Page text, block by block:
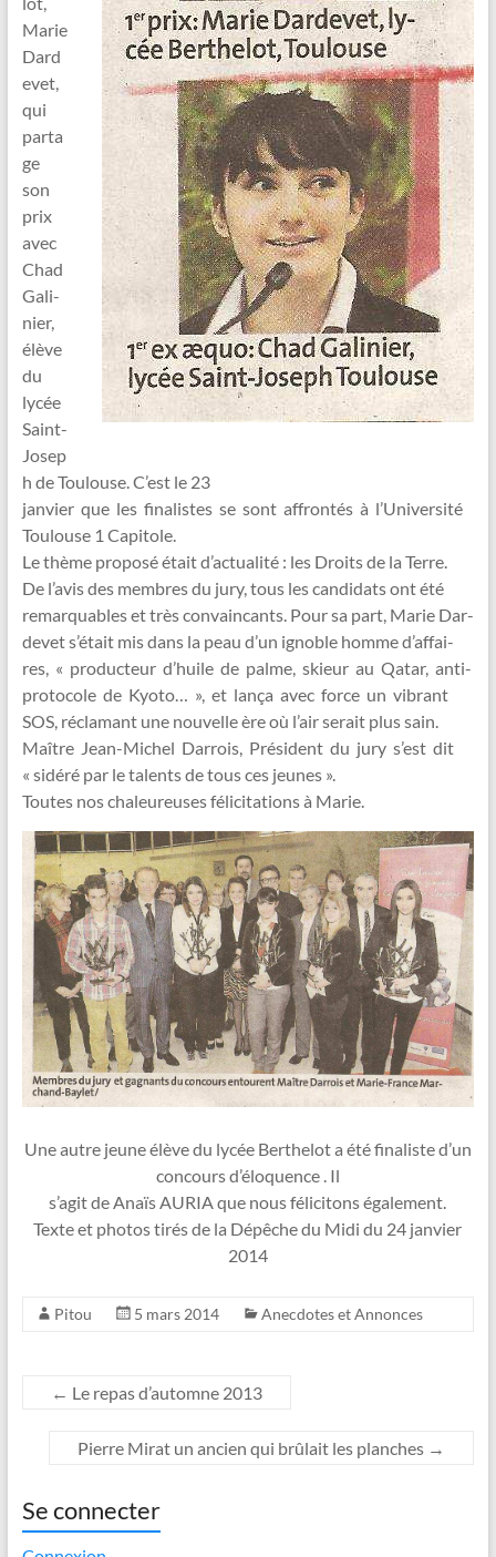
Marie
Dard
evet,
qui
parta
ge
son
prix
avec
Chad
Gali-
nier,
élève
du
lycée
Saint-
Josep
h de Toulouse. C’est le 23
janvier que les finalistes se sont affrontés à l’Université
Toulouse 1 Capitole.
Le thème proposé était d’actualité : les Droits de la Terre.
De l’avis des membres du jury, tous les candidats ont été
remarquables et très convaincants. Pour sa part, Marie Dar-
devet s’était mis dans la peau d’un ignoble homme d’affai-
res, « producteur d’huile de palme, skieur au Qatar, anti-
protocole de Kyoto… », et lança avec force un vibrant
SOS, réclamant une nouvelle ère où l’air serait plus sain.
Maître Jean-Michel Darrois, Président du jury s’est dit
« sidéré par le talents de tous ces jeunes ».
Toutes nos chaleureuses félicitations à Marie.
Une autre jeune élève du lycée Berthelot a été finaliste d’un
concours d’éloquence . Il
s’agit de Anaïs AURIA que nous félicitons également.
Texte et photos tirés de la Dépêche du Midi du 24 janvier
2014
Pitou 5 mars 2014 Anecdotes et Annonces
← Le repas d’automne 2013
Pierre Mirat un ancien qui brûlait les planches →
Se connecter